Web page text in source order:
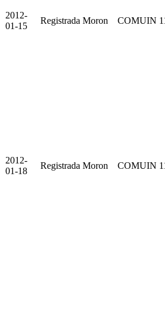
2012-
01-15
Registrada Moron COMUIN
2012-
01-18
Registrada Moron COMUIN